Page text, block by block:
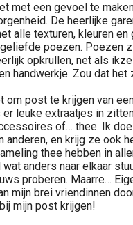
met een gevoel te
De heerlijke
alle texturen, kleuren en
poezen. Poezen
opkrullen, net als
handwerkje. Zou dat het
om post te krijgen van
er leuke extraatjes in
of… thee. Ik
anderen, en krijg ze ook
thee hebben in
anders naar elkaar
proberen. Maarre…
mijn brei vriendinnen
mijn post krijgen!